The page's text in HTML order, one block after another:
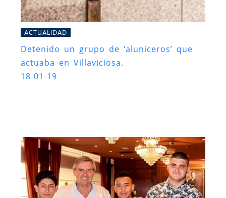
ACTUALIDAD
Detenido un grupo de ‘aluniceros’ que
actuaba en Villaviciosa.
18-01-19